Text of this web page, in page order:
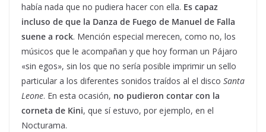
había nada que no pudiera hacer con ella. Es capaz
incluso de que la Danza de Fuego de Manuel de Falla
suene a rock. Mención especial merecen, como no, los
músicos que le acompañan y que hoy forman un Pájaro
«sin egos», sin los que no sería posible imprimir un sello
particular a los diferentes sonidos traídos al el disco Santa
Leone. En esta ocasión, no pudieron contar con la
corneta de Kini, que sí estuvo, por ejemplo, en el
Nocturama.